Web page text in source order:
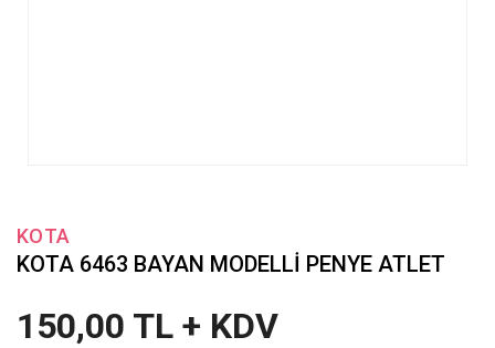
KOTA
KOTA 6463 BAYAN MODELLİ PENYE ATLET
150,00 TL + KDV